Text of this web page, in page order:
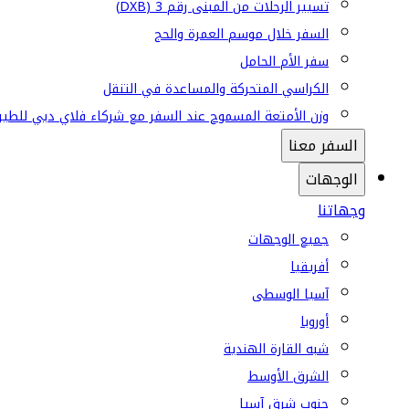
تسيير الرحلات من المبنى رقم 3 (DXB)
السفر خلال موسم العمرة والحج
سفر الأم الحامل
الكراسي المتحركة والمساعدة في التنقل
وزن الأمتعة المسموح عند السفر مع شركاء فلاي دبي
السفر معنا
الوجهات
وجهاتنا
جميع الوجهات
أفريقيا
آسيا الوسطى
أوروبا
شبه القارة الهندية
الشرق الأوسط
جنوب شرق آسيا